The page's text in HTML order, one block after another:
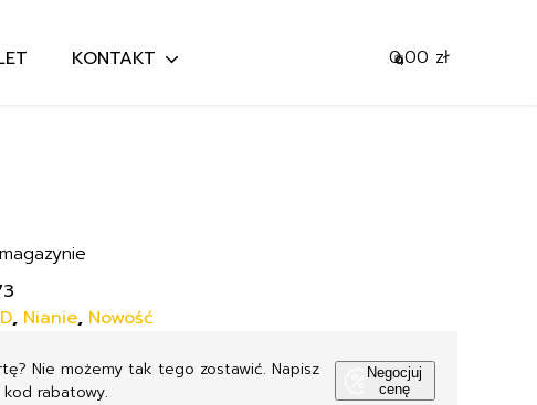
KONTAKT 0
0,00 zł
, Nianie, Nowość
Nie możemy tak tego zostawić. Napisz
rabatowy.
Negocjuj
cenę